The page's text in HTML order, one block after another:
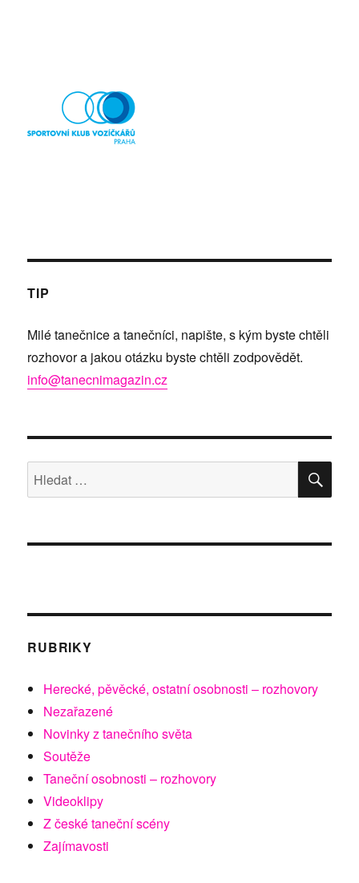
TIP
Milé tanečnice a tanečníci, napište, s kým byste chtěli
rozhovor a jakou otázku byste chtěli zodpovědět.
info@tanecnimagazin.cz
Hledat:
RUBRIKY
Herecké, pěvěcké, ostatní osobnosti – rozhovory
Nezařazené
Novinky z tanečního světa
Soutěže
Taneční osobnosti – rozhovory
Videoklipy
Z české taneční scény
Zajímavosti